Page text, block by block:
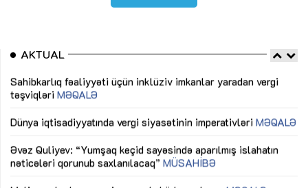
AKTUAL
Sahibkarlıq fəaliyyəti üçün inklüziv imkanlar yaradan vergi
təşviqləri MƏQALƏ
Dünya iqtisadiyyatında vergi siyasətinin imperativləri MƏQALƏ
Əvəz Quliyev: “Yumşaq keçid sayəsində aparılmış islahatın
nəticələri qorunub saxlanılacaq” MÜSAHİBƏ